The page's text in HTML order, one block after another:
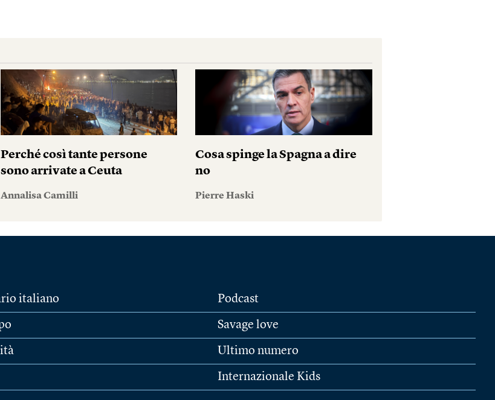
Perché così tante persone
sono arrivate a Ceuta
Annalisa Camilli
Cosa spinge la Spagna a dire
no
Pierre Haski
italiano Podcast
Savage love
Ultimo numero
Internazionale Kids